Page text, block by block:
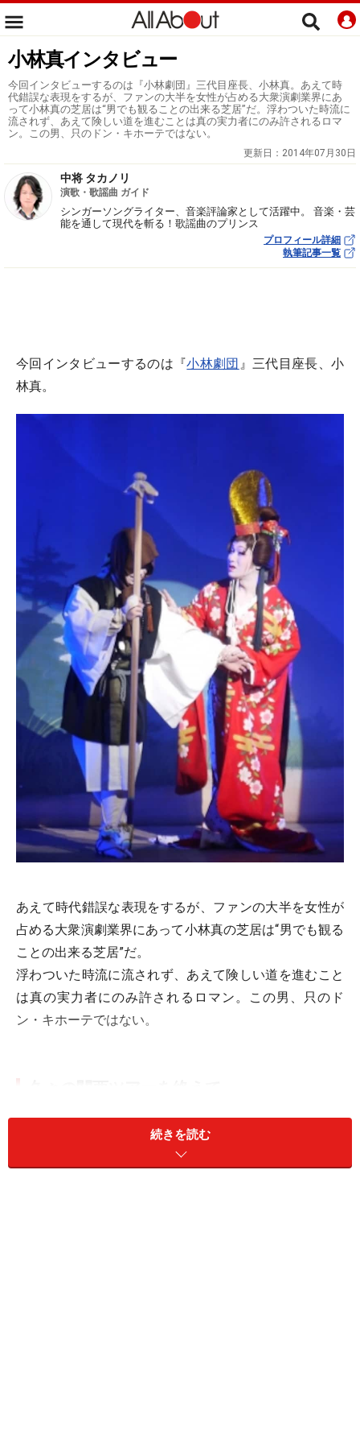
小林真インタビュー
今回インタビューするのは『小林劇団』三代目座長、小林真。あえて時
代錯誤な表現をするが、ファンの大半を女性が占める大衆演劇業界にあ
って小林真の芝居は“男でも観ることの出来る芝居”だ。浮わついた時流に
流されず、あえて険しい道を進むことは真の実力者にのみ許されるロマ
ン。この男、只のドン・キホーテではない。
更新日： 2014年07月30日
中将 タカノリ
演歌・歌謡曲 ガイド
シンガーソングライター、音楽評論家として活躍中。 音楽・芸
能を通して現代を斬る！歌謡曲のプリンス
プロフィール詳細
執筆記事一覧
今回インタビューするのは『小林劇団 』三代目座長、小
林真。
あえて時代錯誤な表現をするが、ファンの大半を女性が
占める大衆演劇業界にあって小林真の芝居は“男でも観る
ことの出来る芝居”だ。
浮わついた時流に流されず、あえて険しい道を進むこと
は真の実力者にのみ許されるロマン。この男、只のド
ン・キホーテではない。
ガイド：2014年の春から夏にかけて小林劇団は久しぶり
に関西の劇場をまわったわけですが、お客さんの反応は
どう感じられましたか？
続きを読む